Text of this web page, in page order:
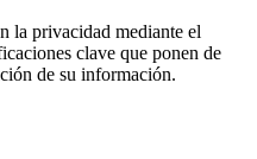
la privacidad mediante el
clave que ponen de
de su información.